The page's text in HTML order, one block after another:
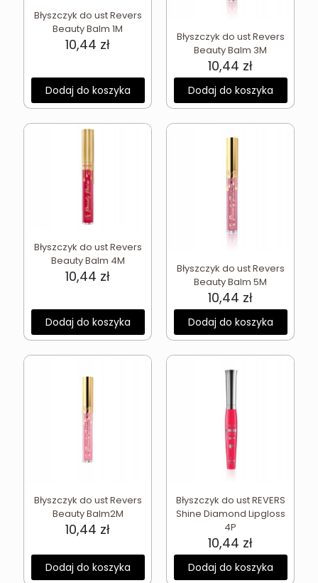
Błyszczyk do ust Revers
Beauty Balm 1M
10,44 zł
Dodaj do koszyka
Błyszczyk do ust Revers
Beauty Balm 3M
10,44 zł
Dodaj do koszyka
Błyszczyk do ust Revers
Beauty Balm 4M
10,44 zł
Dodaj do koszyka
Błyszczyk do ust Revers
Beauty Balm 5M
10,44 zł
Dodaj do koszyka
Błyszczyk do ust Revers
Beauty Balm2M
10,44 zł
Dodaj do koszyka
Błyszczyk do ust REVERS
Shine Diamond Lipgloss
4P
10,44 zł
Dodaj do koszyka